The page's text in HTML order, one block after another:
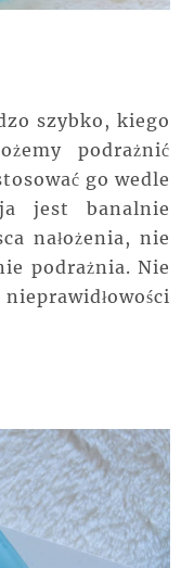
szybko, kiego
podrażnić
go wedle
jest banalnie
nałożenia, nie
podrażnia. Nie